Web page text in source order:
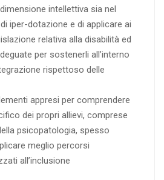
intellettiva sia nel
iper-dotazione e di applicare ai
relativa alla disabilità ed
per sostenerli all’interno
rispettoso delle
appresi per comprendere
dei propri allievi, comprese
psicopatologia, spesso
meglio percorsi
all’inclusione